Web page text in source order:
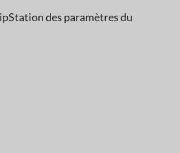
des paramètres du